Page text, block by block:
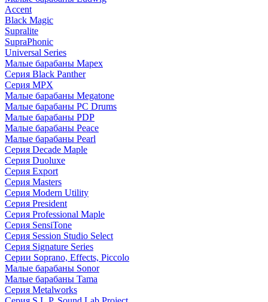
Accent
Black Magic
Supralite
SupraPhonic
Universal Series
Малые барабаны Mapex
Серия Black Panther
Серия MPX
Малые барабаны Megatone
Малые барабаны PC Drums
Малые барабаны PDP
Малые барабаны Peace
Малые барабаны Pearl
Серия Decade Maple
Серия Duoluxe
Серия Export
Серия Masters
Серия Modern Utility
Серия President
Серия Professional Maple
Серия SensiTone
Серия Session Studio Select
Серия Signature Series
Серии Soprano, Effects, Piccolo
Малые барабаны Sonor
Малые барабаны Tama
Серия Metalworks